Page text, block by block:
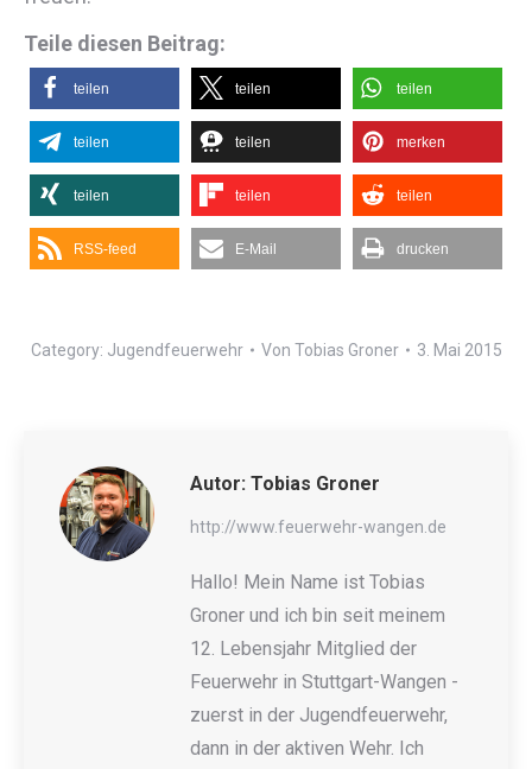
Teile diesen Beitrag:
teilen teilen teilen
teilen teilen merken
teilen teilen teilen
RSS-feed E-Mail drucken
Category: Jugendfeuerwehr Von Tobias Groner 3. Mai 2015
Autor: Tobias Groner
http://www.feuerwehr-wangen.de
Hallo! Mein Name ist Tobias
Groner und ich bin seit meinem
12. Lebensjahr Mitglied der
Feuerwehr in Stuttgart-Wangen -
zuerst in der Jugendfeuerwehr,
dann in der aktiven Wehr. Ich